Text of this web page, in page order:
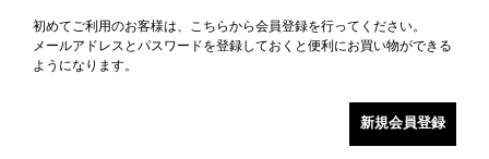
初めてご利用のお客様は、こちらから会員登録を行ってください。
メールアドレスとパスワードを登録しておくと便利にお買い物ができる
ようになります。